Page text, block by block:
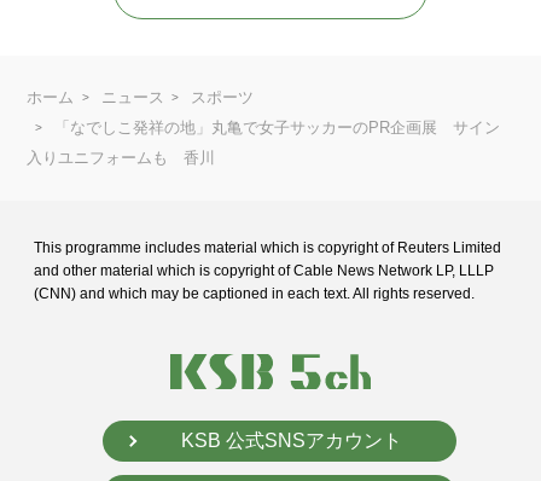
ホーム ニュース
スポーツ
「なでしこ発祥の地」丸亀で女子サッカーのPR企画展 サイン
入りユニフォームも 香川
This programme includes material which is copyright of Reuters Limited
and other material which is copyright of Cable News Network LP, LLLP
(CNN) and which may be captioned in each text. All rights reserved.
KSB 公式SNSアカウント